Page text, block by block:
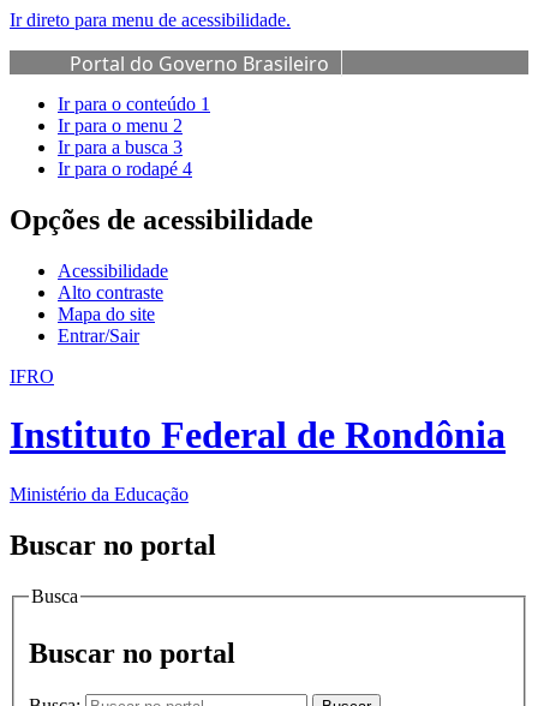
Ir direto para menu de acessibilidade.
Portal do Governo Brasileiro
Ir para o conteúdo 1
Ir para o menu 2
Ir para a busca 3
Ir para o rodapé 4
Opções de acessibilidade
Acessibilidade
Alto contraste
Mapa do site
Entrar/Sair
IFRO
Instituto Federal de Rondônia
Ministério da Educação
Buscar no portal
Busca
Buscar no portal